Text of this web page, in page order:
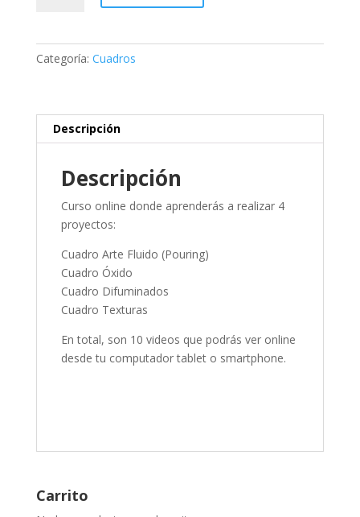
Categoría: Cuadros
Descripción
Descripción
Curso online donde aprenderás a realizar 4
proyectos:
Cuadro Arte Fluido (Pouring)
Cuadro Óxido
Cuadro Difuminados
Cuadro Texturas
En total, son 10 videos que podrás ver online
desde tu computador tablet o smartphone.
Carrito